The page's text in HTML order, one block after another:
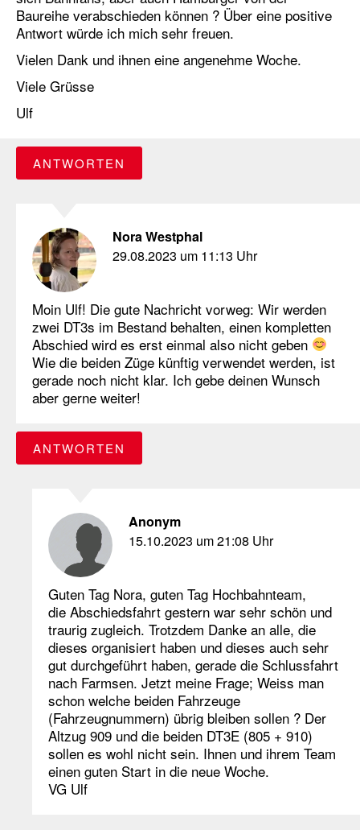
Baureihe verabschieden können ? Über eine positive
Antwort würde ich mich sehr freuen.
Vielen Dank und ihnen eine angenehme Woche.
Viele Grüsse
Ulf
ANTWORTEN
Nora Westphal
29.08.2023 um 11:13 Uhr
Moin Ulf! Die gute Nachricht vorweg: Wir werden
zwei DT3s im Bestand behalten, einen kompletten
Abschied wird es erst einmal also nicht geben
Wie die beiden Züge künftig verwendet werden, ist
gerade noch nicht klar. Ich gebe deinen Wunsch
aber gerne weiter!
ANTWORTEN
Anonym
15.10.2023 um 21:08 Uhr
Guten Tag Nora, guten Tag Hochbahnteam,
die Abschiedsfahrt gestern war sehr schön und
traurig zugleich. Trotzdem Danke an alle, die
dieses organisiert haben und dieses auch sehr
gut durchgeführt haben, gerade die Schlussfahrt
nach Farmsen. Jetzt meine Frage; Weiss man
schon welche beiden Fahrzeuge
(Fahrzeugnummern) übrig bleiben sollen ? Der
Altzug 909 und die beiden DT3E (805 + 910)
sollen es wohl nicht sein. Ihnen und ihrem Team
einen guten Start in die neue Woche.
VG Ulf